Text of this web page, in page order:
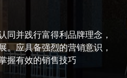
同并践行富得利品牌理念，
。应具备强烈的营销意识，
握有效的销售技巧